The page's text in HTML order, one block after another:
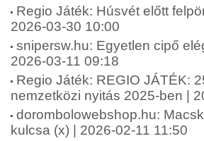
Regio Játék: Húsvét előtt
2026-03-30 10:00
snipersw.hu: Egyetlen cipő
2026-03-11 09:18
Regio Játék: REGIO JÁTÉK:
nemzetközi nyitás 2025-ben |
dorombolowebshop.hu:
kulcsa (x) | 2026-02-11 11:50